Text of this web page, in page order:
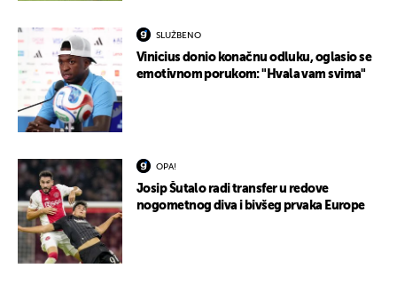
SLUŽBENO
Vinicius donio konačnu odluku, oglasio se
emotivnom porukom: "Hvala vam svima"
OPA!
Josip Šutalo radi transfer u redove
nogometnog diva i bivšeg prvaka Europe